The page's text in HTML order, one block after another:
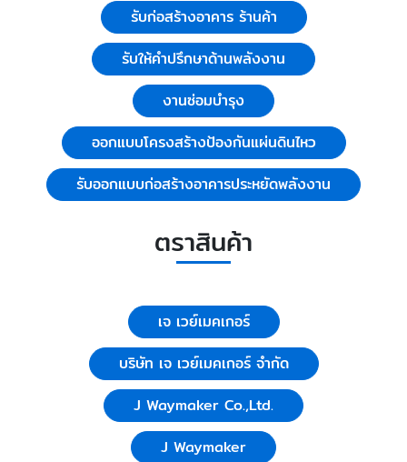
รับก่อสร้างอาคาร ร้านค้า
รับให้คำปรึกษาด้านพลังงาน
งานซ่อมบำรุง
ออกแบบโครงสร้างป้องกันแผ่นดินไหว
รับออกแบบก่อสร้างอาคารประหยัดพลังงาน
ตราสินค้า
เจ เวย์เมคเกอร์
บริษัท เจ เวย์เมคเกอร์ จำกัด
J Waymaker Co.,Ltd.
J Waymaker